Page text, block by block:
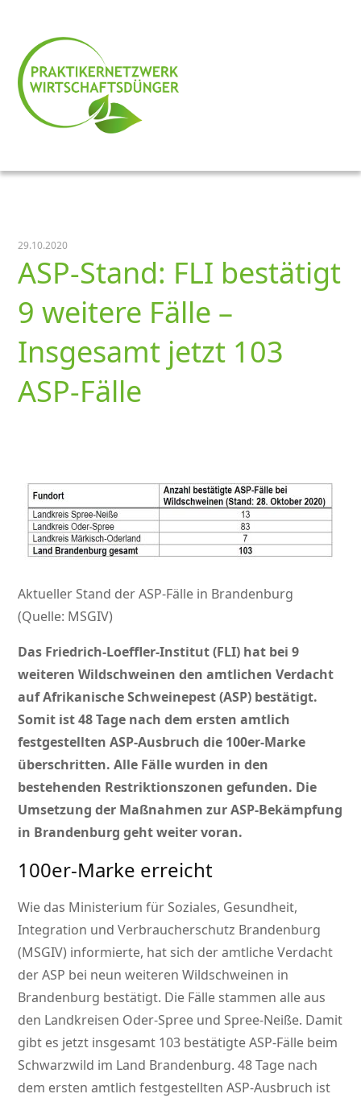
29.10.2020
ASP-Stand: FLI bestätigt
9 weitere Fälle –
Insgesamt jetzt 103
ASP-Fälle
Aktueller Stand der ASP-Fälle in Brandenburg
(Quelle: MSGIV)
Das Friedrich-Loeffler-Institut (FLI) hat bei 9
weiteren Wildschweinen den amtlichen Verdacht
auf Afrikanische Schweinepest (ASP) bestätigt.
Somit ist 48 Tage nach dem ersten amtlich
festgestellten ASP-Ausbruch die 100er-Marke
überschritten. Alle Fälle wurden in den
bestehenden Restriktionszonen gefunden. Die
Umsetzung der Maßnahmen zur ASP-Bekämpfung
in Brandenburg geht weiter voran.
100er-Marke erreicht
Wie das Ministerium für Soziales, Gesundheit,
Integration und Verbraucherschutz Brandenburg
(MSGIV) informierte, hat sich der amtliche Verdacht
der ASP bei neun weiteren Wildschweinen in
Brandenburg bestätigt. Die Fälle stammen alle aus
den Landkreisen Oder-Spree und Spree-Neiße. Damit
gibt es jetzt insgesamt 103 bestätigte ASP-Fälle beim
Schwarzwild im Land Brandenburg. 48 Tage nach
dem ersten amtlich festgestellten ASP-Ausbruch ist